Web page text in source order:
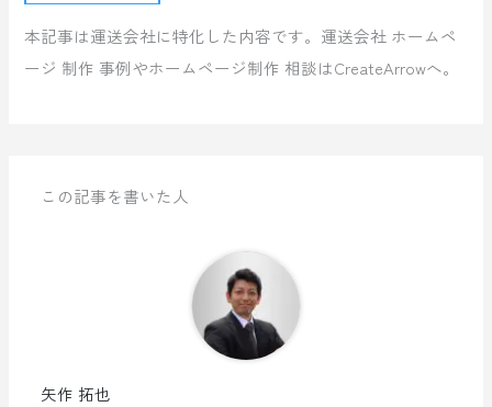
本記事は運送会社に特化した内容です。運送会社 ホームペ
ージ 制作 事例やホームページ制作 相談はCreateArrowへ。
この記事を書いた人
矢作 拓也